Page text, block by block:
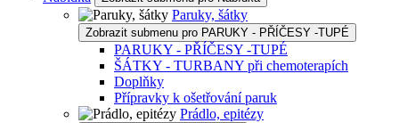
Paruky, šátky
Zobrazit submenu pro PARUKY - PŘÍČESY -TUPÉ
PARUKY - PŘÍČESY -TUPÉ
ŠÁTKY - TURBANY při chemoterapích
Doplňky
Přípravky k ošetřování paruk
Prádlo, epitézy